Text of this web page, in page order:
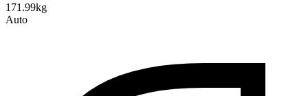
171.99kg
Auto